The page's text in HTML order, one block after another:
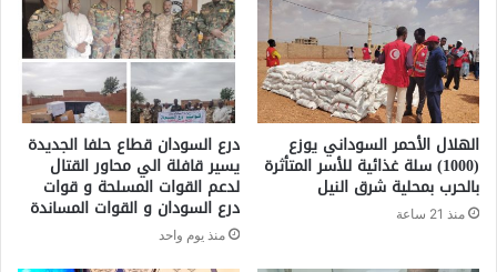
الهلال الأحمر السوداني يوزع
(1000) سلة غذائية للأسر المتأثرة
بالحرب بمحلية شرق النيل
منذ 21 ساعة
درع السودان قطاع حلفا الجديدة
يسير قافلة الي محاور القتال
لدعم القوات المسلحة و قوات
درع السودان و القوات المساندة
منذ يوم واحد